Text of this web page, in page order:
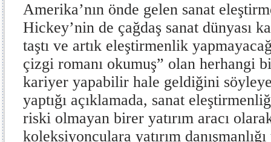
Amerika’nın önde gelen sanat
Hickey’nin de çağdaş sanat dünyası
taştı ve artık eleştirmenlik
çizgi romanı okumuş” olan herhangi
kariyer yapabilir hale geldiğini
yaptığı açıklamada, sanat
riski olmayan birer yatırım aracı
koleksiyonculara yatırım